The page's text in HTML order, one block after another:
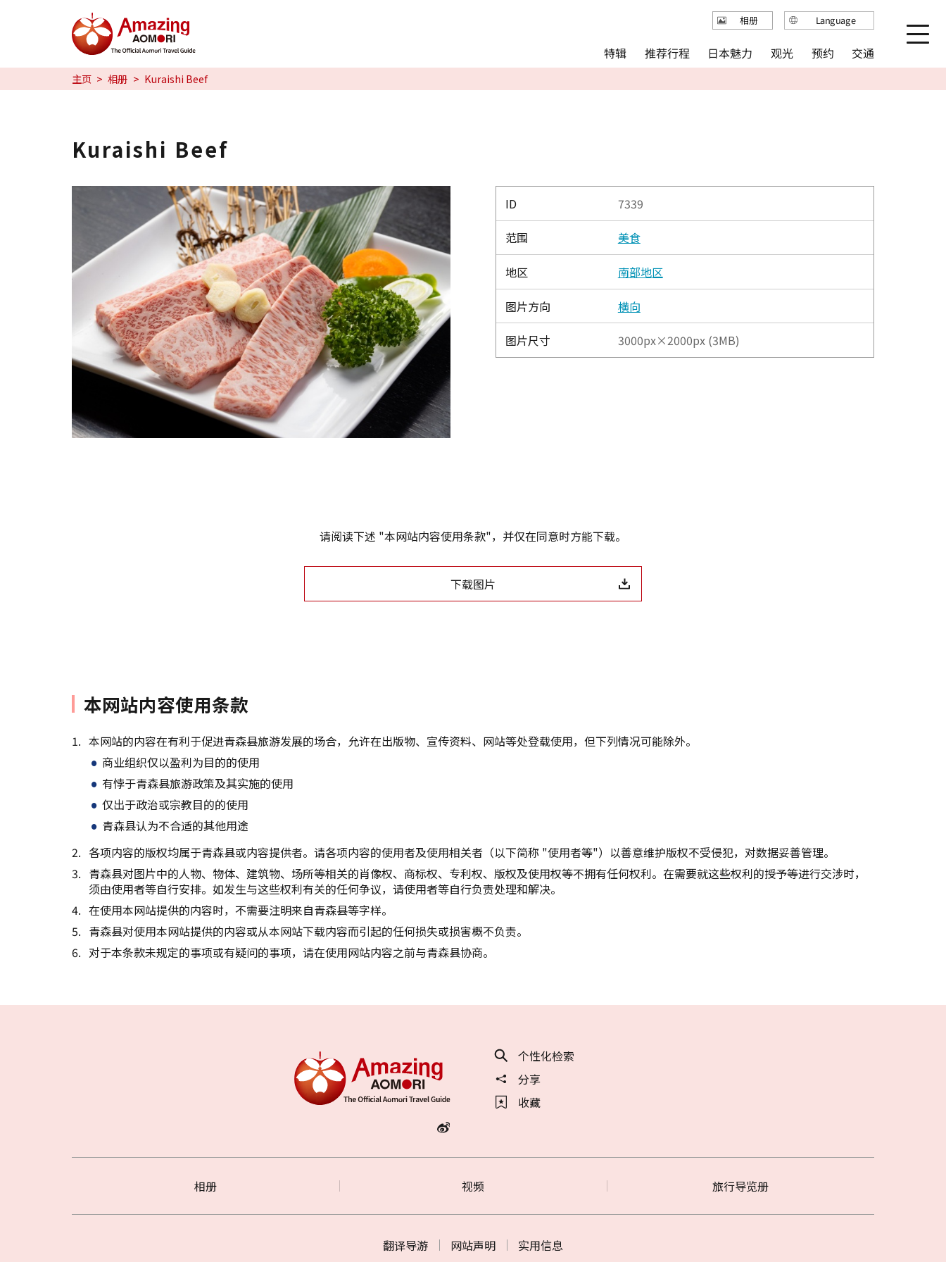
特辑
推荐行程
日本魅力
观光
繁体中文
简体中文
한국어
主页 相册 Kuraishi Beef
Kuraishi Beef
ID 7339
范围 美食
地区 南部地区
图片方向 横向
图片尺寸 3000px×2000px (3MB)
请阅读下述 "本网站内容使用条款"，并仅在同意时方能下载。
下载图片
本网站内容使用条款
本网站的内容在有利于促进青森县旅游发展的场合，允许在出版物、宣传资料、网站等处登载使用，但下列情况可能除外。
商业组织仅以盈利为目的的使用
有悖于青森县旅游政策及其实施的使用
仅出于政治或宗教目的的使用
青森县认为不合适的其他用途
各项内容的版权均属于青森县或内容提供者。请各项内容的使用者及使用相关者（以下简称 "使用者等"）以善意维护版权不受侵犯，对数据妥善管理。
青森县对图片中的人物、物体、建筑物、场所等相关的肖像权、商标权、专利权、版权及使用权等不拥有任何权利。在需要就这些权利的授予等进行交涉时，
须由使用者等自行安排。如发生与这些权利有关的任何争议，请使用者等自行负责处理和解决。
在使用本网站提供的内容时，不需要注明来自青森县等字样。
青森县对使用本网站提供的内容或从本网站下载内容而引起的任何损失或损害概不负责。
对于本条款未规定的事项或有疑问的事项，请在使用网站内容之前与青森县协商。
个性化检索
分享
收藏
相册 视频 旅行导览册
翻译导游 网站声明 实用信息
特辑 推荐行程 日本魅力 观光 预约 交通
相册 Language
English
简体中文